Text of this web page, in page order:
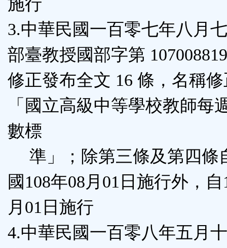
施行
3.中華民國一百零七年八月
部臺教授國部字第
修正發布全文 16 條，名稱
「國立高級中等學校教師每
數標
準」；除第三條及第四條
國108年08月01日施行外，自
月01日施行
4.中華民國一百零八年五月